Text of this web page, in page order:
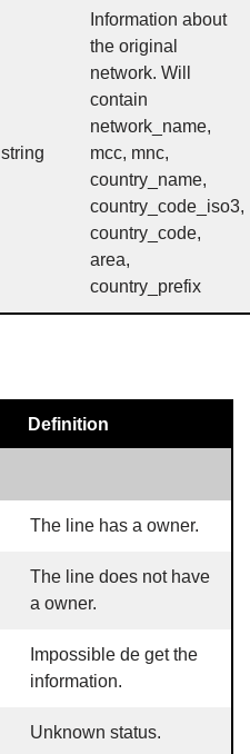
string
Information about
the original
network. Will
contain
network_name,
mcc, mnc,
country_name,
country_code_iso3,
country_code,
area,
country_prefix
Definition
The line has a owner.
The line does not have
a owner.
Impossible de get the
information.
Unknown status.